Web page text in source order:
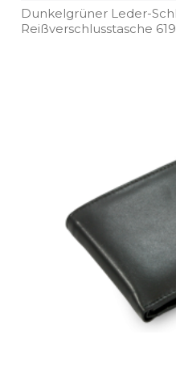
Dunkelgrüner Leder­-
Reißverschlusstasche